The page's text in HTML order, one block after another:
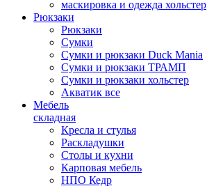
маскировка и одежда хольстер
Рюкзаки
Рюкзаки
Сумки
Сумки и рюкзаки Duck Mania
Сумки и рюкзаки ТРАМП
Сумки и рюкзаки хольстер
Акватик все
Мебель
складная
Кресла и стулья
Раскладушки
Столы и кухни
Карповая мебель
НПО Кедр